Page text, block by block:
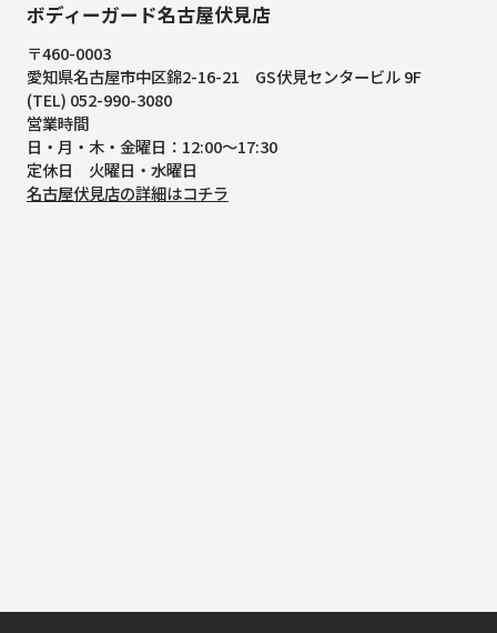
ボディーガード名古屋伏見店
〒460-0003
愛知県名古屋市中区錦2-16-21 GS伏見センタービル 9F
(TEL) 052-990-3080
営業時間
日・月・木・金曜日：12:00～17:30
定休日 火曜日・水曜日
名古屋伏見店の詳細はコチラ